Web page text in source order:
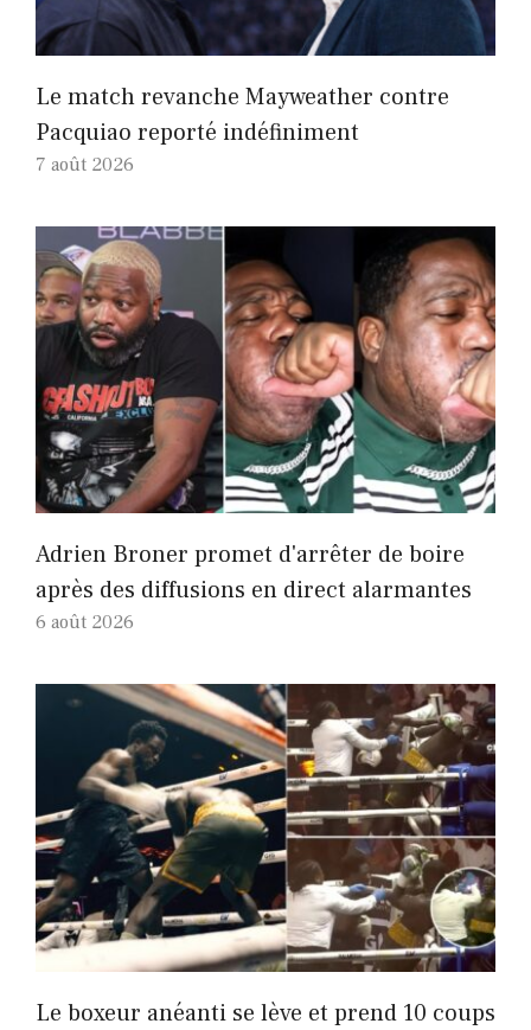
Le match revanche Mayweather contre
Pacquiao reporté indéfiniment
7 août 2026
Adrien Broner promet d'arrêter de boire
après des diffusions en direct alarmantes
6 août 2026
Le boxeur anéanti se lève et prend 10 coups